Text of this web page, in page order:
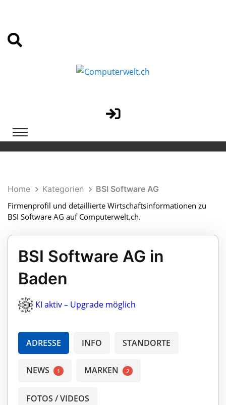
Home Kategorien
BSI Software AG
Firmenprofil und detaillierte Wirtschaftsinformationen zu
BSI Software AG auf Computerwelt.ch.
BSI Software AG in
Baden
KI aktiv – Upgrade möglich
ADRESSE INFO STANDORTE
NEWS 1 MARKEN 2
FOTOS / VIDEOS